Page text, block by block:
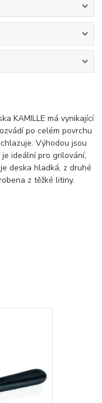
KAMILLE má vynikající
po celém povrchu
Výhodou jsou
ideální pro grilování,
deska hladká, z druhé
z těžké litiny.